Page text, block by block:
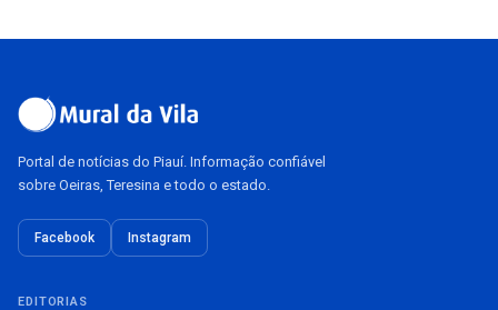
Portal de notícias do Piauí. Informação confiável
sobre Oeiras, Teresina e todo o estado.
Facebook Instagram
EDITORIAS